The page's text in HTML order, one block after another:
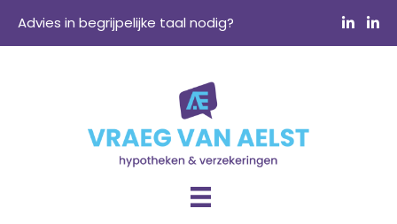
Advies in begrijpelijke taal nodig?